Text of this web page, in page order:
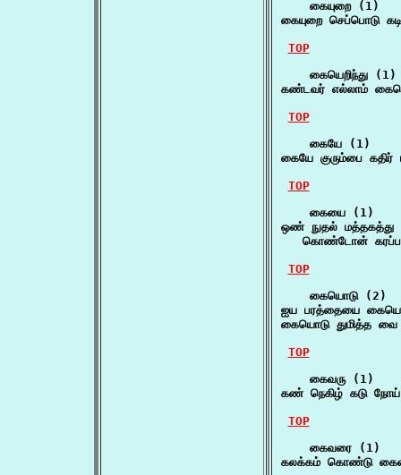
    கையுறை (1)
கையுறை செப்பொடு
TOP
    கையெறிந்து (1)
கண்டவர் எல்லாம்
TOP
    கையே (1)
கையே குரும்பை
TOP
    கையை (1)
ஒண் நுதல்
கொண்டோன்
TOP
    கையொடு (2)
ஐய பரத்தையை
கையொடு துமித்த
TOP
    கைவரு (1)
கண் நெகிழ் கடு
TOP
    கைவரை (1)
கலக்கம் கொண்டு